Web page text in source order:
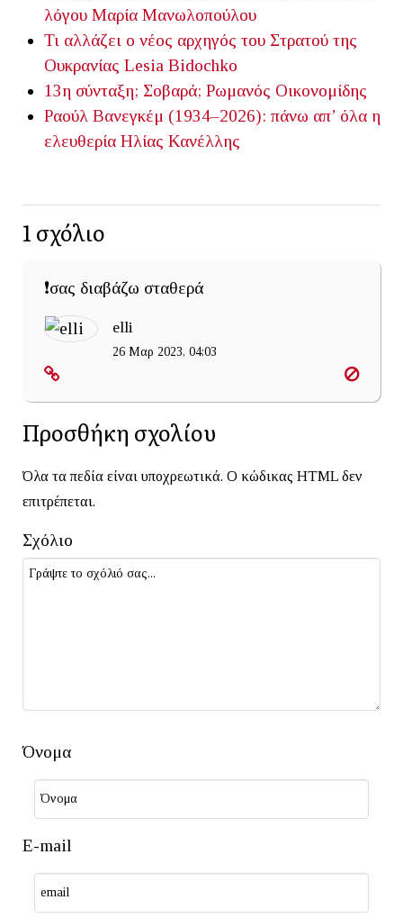
λόγου Μαρία Μανωλοπούλου
Τι αλλάζει ο νέος αρχηγός του Στρατού της
Ουκρανίας Lesia Bidochko
13η σύνταξη; Σοβαρά; Ρωμανός Οικονομίδης
Ραούλ Βανεγκέμ (1934–2026): πάνω απ’ όλα η
ελευθερία Ηλίας Κανέλλης
1 σχόλιο
❗σας διαβάζω σταθερά
elli
26 Μαρ 2023, 04:03
Προσθήκη σχολίου
Όλα τα πεδία είναι υποχρεωτικά. Ο κώδικας HTML δεν
επιτρέπεται.
Σχόλιο
Όνομα
E-mail